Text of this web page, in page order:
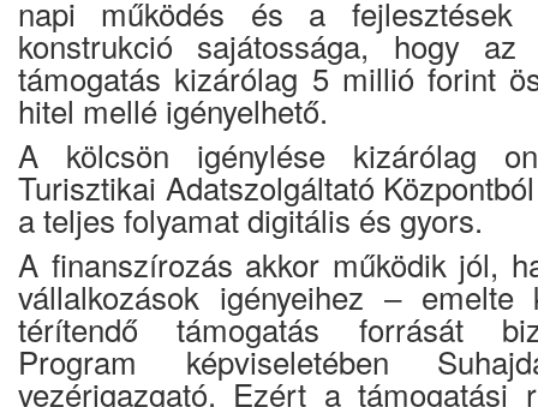
napi működés és a fejlesztések
konstrukció sajátossága, hogy
támogatás kizárólag 5 millió forint
hitel mellé igényelhető.
A kölcsön igénylése kizárólag
Turisztikai Adatszolgáltató
a teljes folyamat digitális és gyors.
A finanszírozás akkor működik jól,
vállalkozások igényeihez ‒
térítendő támogatás forrását
Program képviseletében
vezérigazgató. Ezért a támogatási